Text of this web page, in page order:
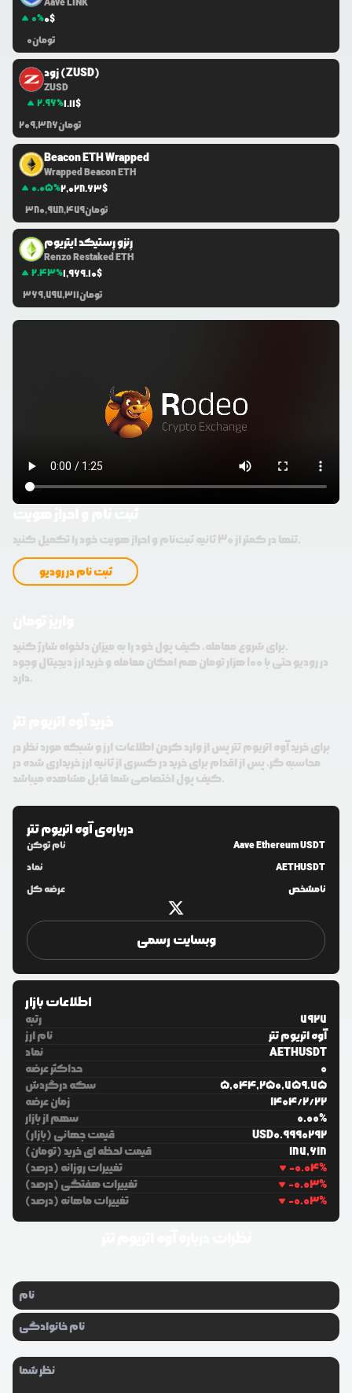
0%0$
0تومان
زود (ZUSD)
ZUSD
2.96%1.11$
209,386تومان
Beacon ETH Wrapped
Wrapped Beacon ETH
0.05%2,028.63$
380,978,479تومان
رِنزو رِستیکد ایتریوم
Renzo Restaked ETH
2.43%1,969.10$
369,797,311تومان
تنها در کمتر از 30 ثانیه ثبت‌نام و احراز هویت خود را تکمیل کنید.
ثبت نام در رودیو
برای شروع معامله، کیف پول خود را به میزان دلخواه شارژ کنید.
در رودیو حتی با 100 هزار تومان هم امکان معامله و خرید ارز دیجیتال وجود
دارد.
برای خرید آوه اتریوم تتر پس از وارد کردن اطلاعات ارز و شبکه مورد نظر در
محاسبه گر، پس از اقدام برای خرید در کسری از ثانیه ارز خریداری شده در
کیف پول اختصاصی شما قابل مشاهده میباشد.
درباره‌یآوه اتریوم تتر
نام توکن
Aave Ethereum USDT
نماد
AETHUSDT
عرضه کل
نامشخص
وبسایت رسمی
اطلاعات بازار
رتبه
7927
نام ارز
آوه اتریوم تتر
نماد
AETHUSDT
حداکثر عرضه
0
سکه درگردش
5,044,250,759.75
زمان عرضه
1404/2/22
سهم از بازار
0.00%
قیمت جهانی (بازار)
USD0.9990292
قیمت لحظه ای خرید (تومان)
187,618
تغییرات روزانه (درصد)
-0.04%
تغییرات هفتگی (درصد)
-0.03%
تغییرات ماهانه (درصد)
-0.03%